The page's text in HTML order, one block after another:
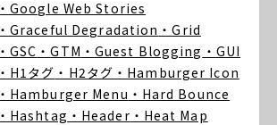
・Google Web Stories
・Graceful Degradation ・Grid
・GSC ・GTM ・Guest Blogging ・GUI
・H1タグ ・H2タグ ・Hamburger Icon
・Hamburger Menu ・Hard Bounce
・Hashtag ・Header ・Heat Map